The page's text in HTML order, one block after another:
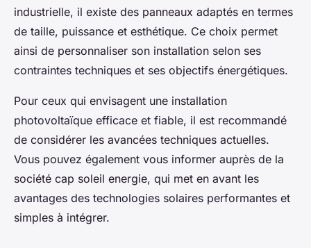
industrielle, il existe des panneaux adaptés en termes
de taille, puissance et esthétique. Ce choix permet
ainsi de personnaliser son installation selon ses
contraintes techniques et ses objectifs énergétiques.
Pour ceux qui envisagent une installation
photovoltaïque efficace et fiable, il est recommandé
de considérer les avancées techniques actuelles.
Vous pouvez également vous informer auprès de la
société cap soleil energie, qui met en avant les
avantages des technologies solaires performantes et
simples à intégrer.